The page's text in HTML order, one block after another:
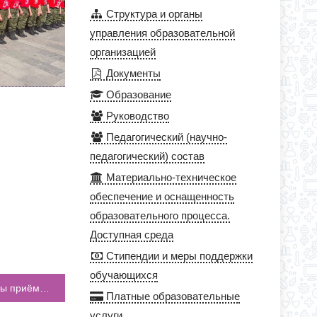
Структура и органы
управления образовательной
организацией
Документы
Образование
Руководство
Педагогический (научно-
педагогический) состав
Материально-техническое
обеспечение и оснащенность
образовательного процесса.
Доступная среда
Стипендии и меры поддержки
обучающихся
Платные образовательные